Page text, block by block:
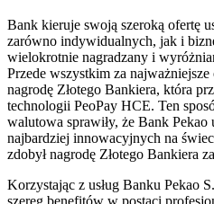
Bank kieruje swoją szeroką ofertę
zarówno indywidualnych, jak i
wielokrotnie nagradzany i
Przede wszystkim za
nagrodę Złotego Bankiera, która
technologii PeoPay HCE. Ten
walutowa sprawiły, że Bank Pekao
najbardziej innowacyjnych na
zdobył nagrodę Złotego Bankiera
Korzystając z usług Banku Pekao